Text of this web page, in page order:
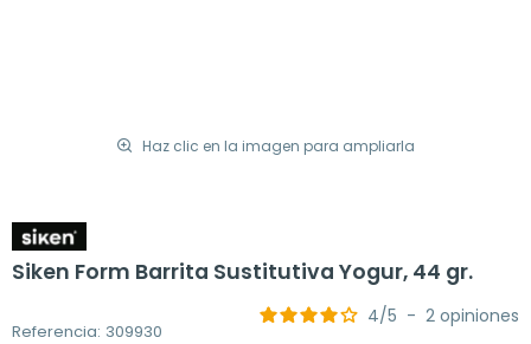
Haz clic en la imagen para ampliarla
Siken Form Barrita Sustitutiva Yogur, 44 gr.
Referencia: 309930
4/5 - 2 opiniones